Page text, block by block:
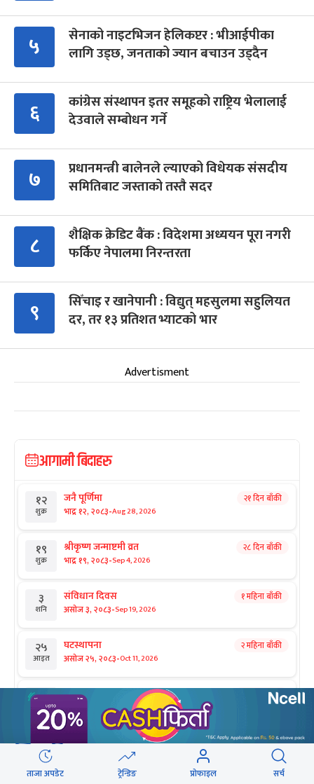
५
सेनाको नाइटभिजन हेलिकप्टर : भीआईपीका
लागि उड्छ, जनताको ज्यान बचाउन उड्दैन
६
कांग्रेस संस्थापन इतर समूहको राष्ट्रिय भेलालाई
देउवाले सम्बोधन गर्ने
७
प्रधानमन्त्री बालेनले ल्याएको विधेयक संसदीय
समितिबाट जस्ताको तस्तै सदर
८
शैक्षिक क्रेडिट बैंक : विदेशमा अध्ययन पूरा नगरी
फर्किए नेपालमा निरन्तरता
९
सिँचाइ र खानेपानी : विद्युत् महसुलमा सहुलियत
दर, तर १३ प्रतिशत भ्याटको भार
Advertisment
आगामी बिदाहरु
१२
शुक्र
जनै पूर्णिमा
भाद्र १२, २०८३-Aug 28, 2026
२१ दिन बाँकी
१९
शुक्र
श्रीकृष्ण जन्माष्टमी व्रत
भाद्र १९, २०८३-Sep 4, 2026
२८ दिन बाँकी
३
शनि
संविधान दिवस
असोज ३, २०८३-Sep 19, 2026
१ महिना बाँकी
२५
आइत
घटस्थापना
असोज २५, २०८३-Oct 11, 2026
२ महिना बाँकी
३१
शनि
फूलपाती
असोज ३१ , २०८३-Oct 17, 2026
२ महिना बाँकी
१
आइत
कार्तिक सङ्क्रान्ति
Oct 18, 2026
२ महिना बाँकी
सिफारिस
ताजा अपडेट ट्रेन्डिङ प्रोफाइल सर्च